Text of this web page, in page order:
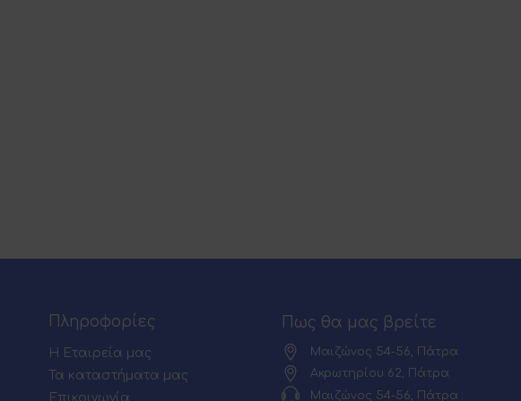
Πληροφορίες
Η Εταιρεία μας
Τα καταστήματα μας
Επικοινωνία
Πως θα μας βρείτε
Μαιζώνος 54-56, Πάτρα
Ακρωτηρίου 62, Πάτρα
Μαιζώνος 54-56, Πάτρα :